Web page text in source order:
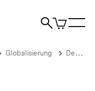
Suche
Artikel
im
Globalisierung Deutschland und die Weltwirtschaft